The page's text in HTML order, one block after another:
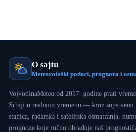
O sajtu
Meteorološki podaci, prognoza i
VojvodinaMeteo od 2017. godine prati
Srbiji u realnom vremenu — kroz sopstvenu
stanica, radarska i satelitska osmatranja,
prognoze koje ručno obrađuje naš